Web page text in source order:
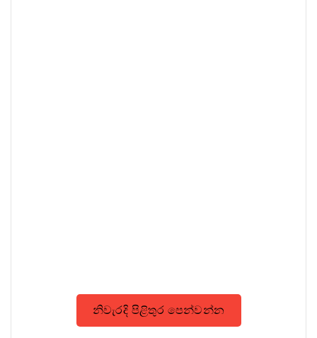
නිවැරදි පිළිතුර පෙන්වන්න